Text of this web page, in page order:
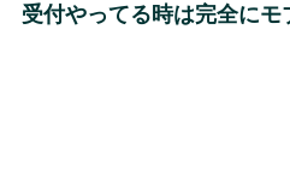
受付やってる時は完全にモ